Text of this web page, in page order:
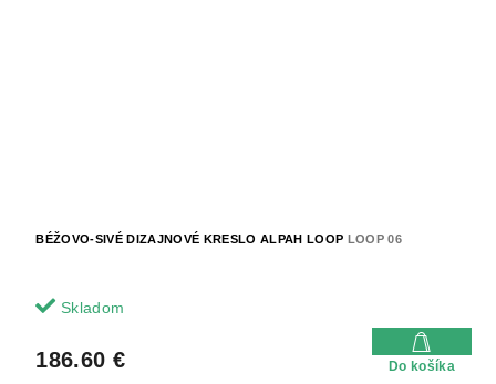
BÉŽOVO-SIVÉ DIZAJNOVÉ KRESLO ALPAH LOOP LOOP 06
Skladom
186.60 € Do košíka